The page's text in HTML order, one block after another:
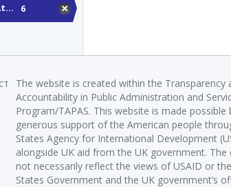
6
The website is created within the Transparency
Accountability in Public Administration and
Program/TAPAS. This website is made possible
generous support of the American people
States Agency for International Development
alongside UK aid from the UK government.
not necessarily reflect the views of USAID or
States Government and the UK government’s